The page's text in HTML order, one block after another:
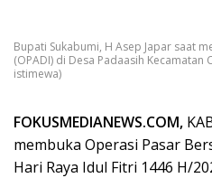
Bupati Sukabumi, H Asep Japar saat
(OPADI) di Desa Padaasih Kecamatan
istimewa)
FOKUSMEDIANEWS.COM,
membuka Operasi Pasar
Hari Raya Idul Fitri 1446 H/